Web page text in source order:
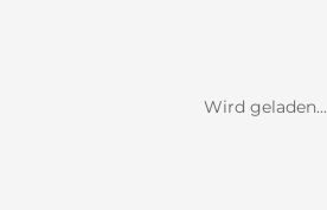
Wird geladen...